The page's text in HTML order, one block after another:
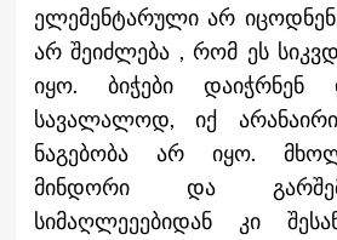
ელემენტარული არ
არ შეიძლება , რომ ეს
იყო. ბიჭები დაიჭრნენ
სავალალოდ, იქ
ნაგებობა არ იყო.
მინდორი და
სიმაღლეეებიდან კი